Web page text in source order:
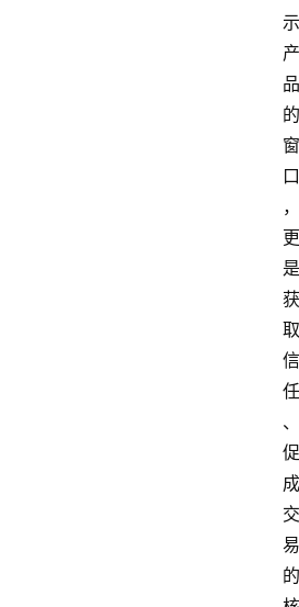
示
产
品
的
窗
口
，
更
是
获
取
信
任
、
促
成
交
易
的